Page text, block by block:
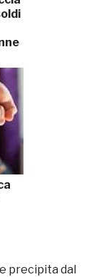
precipita dal